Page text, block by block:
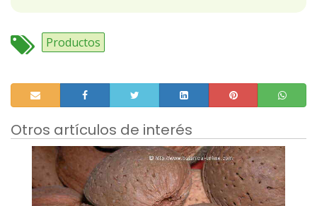
Productos
Otros artículos de interés